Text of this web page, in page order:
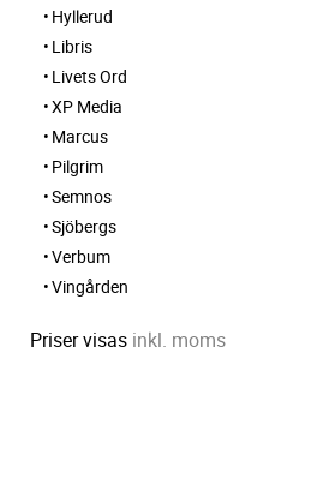
Hyllerud
Libris
Livets Ord
XP Media
Marcus
Pilgrim
Semnos
Sjöbergs
Verbum
Vingården
Priser visas inkl. moms